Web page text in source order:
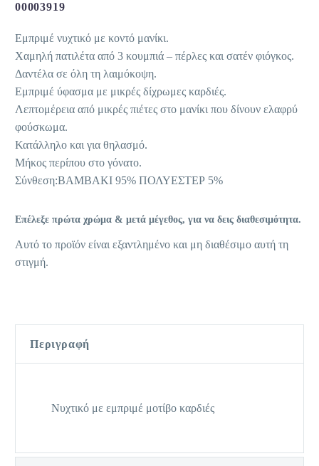
00003919
Εμπριμέ νυχτικό με κοντό μανίκι.
Χαμηλή πατιλέτα από 3 κουμπιά – πέρλες και σατέν φιόγκος.
Δαντέλα σε όλη τη λαιμόκοψη.
Εμπριμέ ύφασμα με μικρές δίχρωμες καρδιές.
Λεπτομέρεια από μικρές πιέτες στο μανίκι που δίνουν ελαφρύ
φούσκωμα.
Κατάλληλο και για θηλασμό.
Μήκος περίπου στο γόνατο.
Σύνθεση:ΒΑΜΒΑΚΙ 95% ΠΟΛΥΕΣΤΕΡ 5%
Επέλεξε πρώτα χρώμα & μετά μέγεθος, για να δεις διαθεσιμότητα.
Αυτό το προϊόν είναι εξαντλημένο και μη διαθέσιμο αυτή τη
στιγμή.
Περιγραφή
Νυχτικό με εμπριμέ μοτίβο καρδιές